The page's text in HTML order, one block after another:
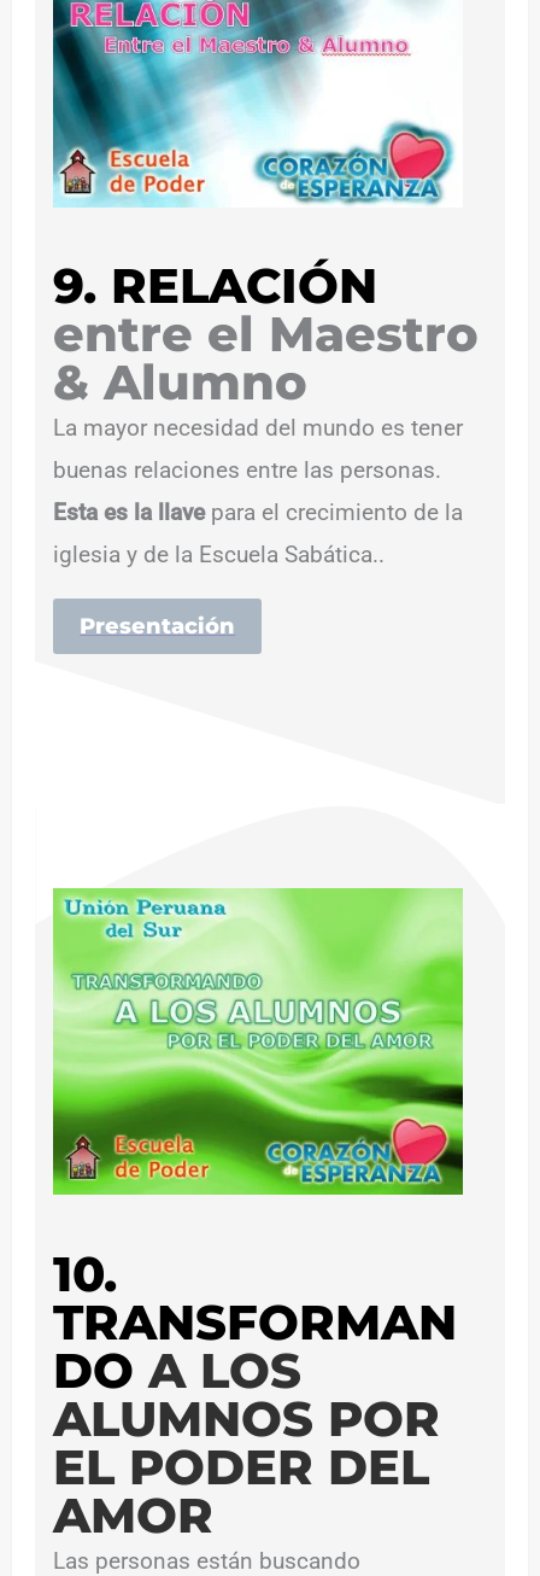
9. RELACIÓN
entre el Maestro
& Alumno
La mayor necesidad del mundo es tener
buenas relaciones entre las personas.
Esta es la llavepara el crecimiento de la
iglesia y de la Escuela Sabática..
Presentación
10.
TRANSFORMAN
DO A LOS
ALUMNOS POR
EL PODER DEL
AMOR
Las personas están buscando